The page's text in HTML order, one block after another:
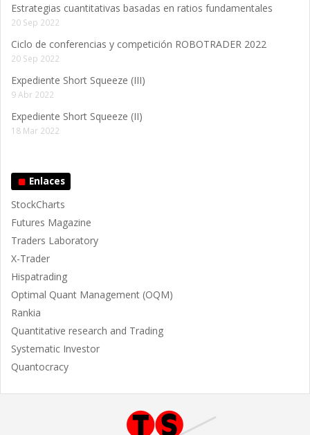
Estrategias cuantitativas basadas en ratios fundamentales
20 Sep 2022
Ciclo de conferencias y competición ROBOTRADER 2022
20 Sep 2022
Expediente Short Squeeze (III)
9 Abr 2022
Expediente Short Squeeze (II)
18 Mar 2022
Enlaces
StockCharts
Futures Magazine
Traders Laboratory
X-Trader
Hispatrading
Optimal Quant Management (OQM)
Rankia
Quantitative research and Trading
Systematic Investor
Quantocracy